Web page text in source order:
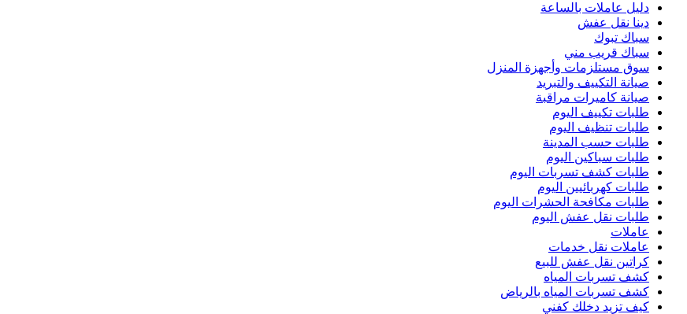
دليل عاملات بالساعة
دينا نقل عفش
سباك تبوك
سباك قريب مني
سوق مستلزمات وأجهزة المنزل
صيانة التكييف والتبريد
صيانة كاميرات مراقبة
طلبات تكييف اليوم
طلبات تنظيف اليوم
طلبات حسب المدينة
طلبات سباكين اليوم
طلبات كشف تسربات اليوم
طلبات كهربائيين اليوم
طلبات مكافحة الحشرات اليوم
طلبات نقل عفش اليوم
عاملات
عاملات نقل خدمات
كراتين نقل عفش للبيع
كشف تسربات المياه
كشف تسربات المياه بالرياض
كيف تزيد دخلك كفني